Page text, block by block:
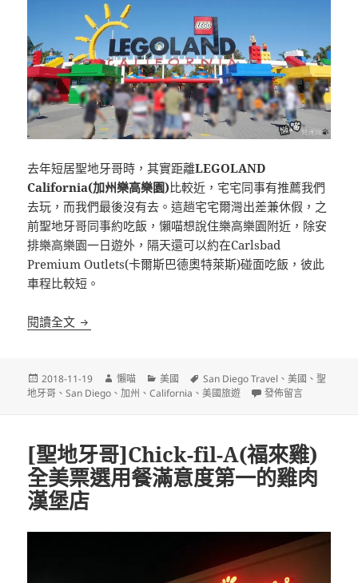
去年短居聖地牙哥時，其實距離LEGOLAND
California(加州樂高樂園)比較近，宅宅同事有推薦我們
去玩，而我們最後沒有去。這趟宅宅爾灣出差兼休假，之
前聖地牙哥同事約吃飯，懶喵想說住樂高樂園附近，除安
排樂高樂園一日遊外，隔天還可以約在Carlsbad
Premium Outlets(卡爾斯巴德奧特萊斯)碰面吃飯，彼此
車程比較短。
閱讀全文 [聖地牙哥]LEGOLAND California 加州樂高樂園 大
發
佈
2018-11-19
作
者
懶喵
分
類
美國
標
籤
San Diego Travel 、美國 、聖
地牙哥 、San Diego 、加州 、California 、美國旅遊 在〈[聖地牙哥
發佈留言
[聖地牙哥]Chick-fil-A(福來雞)
全美票選用餐滿意度第一的雞肉
漢堡店